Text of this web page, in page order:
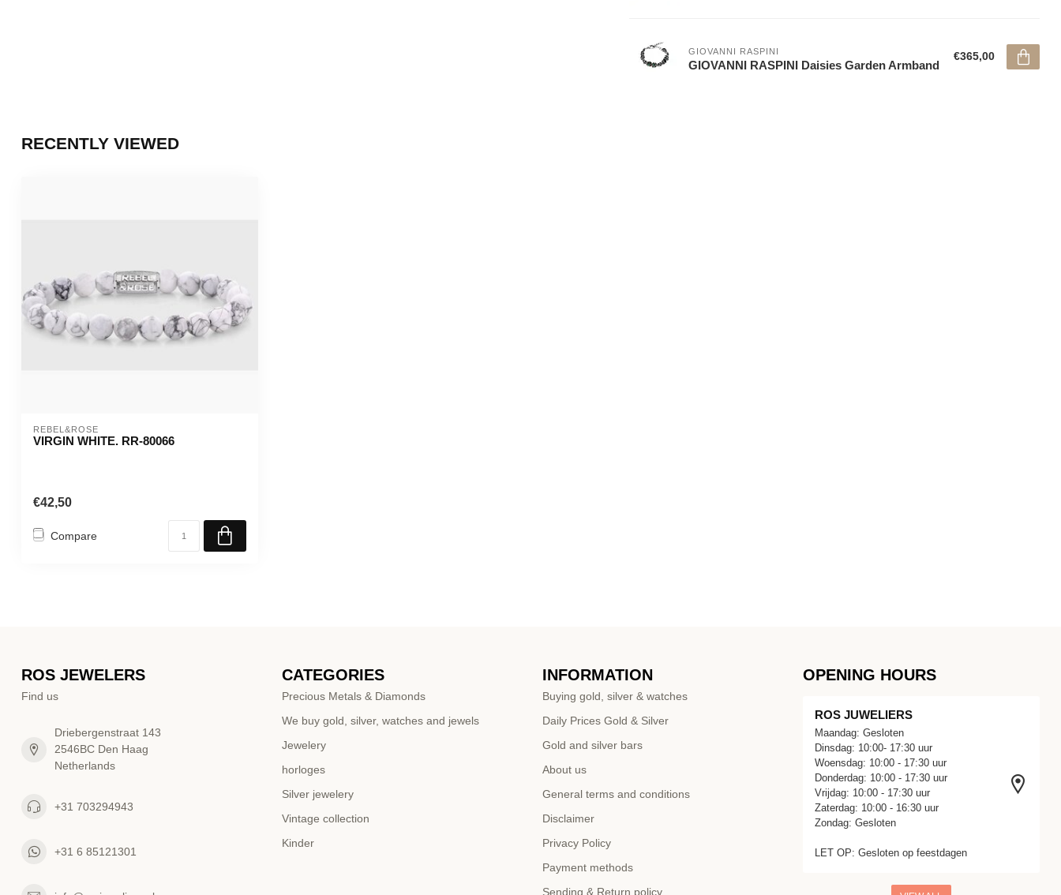
GIOVANNI RASPINI
GIOVANNI RASPINI Daisies Garden Armband
€365,00
RECENTLY VIEWED
REBEL&ROSE
VIRGIN WHITE. RR-80066
€42,50
Compare
ROS JEWELERS
Find us
Driebergenstraat 143
2546BC Den Haag
Netherlands
+31 703294943
+31 6 85121301
CATEGORIES
Precious Metals & Diamonds
We buy gold, silver, watches and jewels
Jewelery
horloges
Silver jewelery
Vintage collection
Kinder
INFORMATION
Buying gold, silver & watches
Daily Prices Gold & Silver
Gold and silver bars
About us
General terms and conditions
Disclaimer
Privacy Policy
Payment methods
Sending & Return policy
OPENING HOURS
ROS JUWELIERS
Maandag: Gesloten
Dinsdag: 10:00- 17:30 uur
Woensdag: 10:00 - 17:30 uur
Donderdag: 10:00 - 17:30 uur
Vrijdag: 10:00 - 17:30 uur
Zaterdag: 10:00 - 16:30 uur
Zondag: Gesloten
LET OP: Gesloten op feestdagen